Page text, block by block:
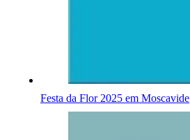
Festa da Flor 2025 em Moscavide